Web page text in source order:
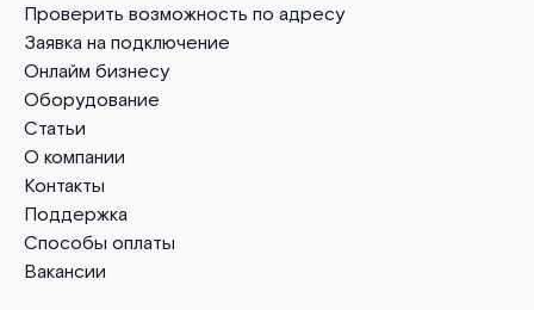
Проверить возможность по адресу
Заявка на подключение
Онлайм бизнесу
Оборудование
Статьи
О компании
Контакты
Поддержка
Способы оплаты
Вакансии